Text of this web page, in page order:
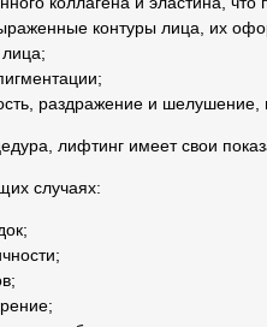
контуры лица, их
лица;
раздражение и шелушение,
лифтинг имеет свои
случаях: